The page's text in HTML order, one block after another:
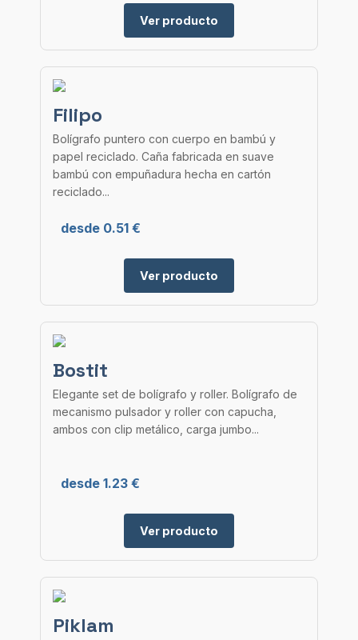
Ver producto
Filipo
Bolígrafo puntero con cuerpo en bambú y
papel reciclado. Caña fabricada en suave
bambú con empuñadura hecha en cartón
reciclado...
desde 0.51 €
Ver producto
Bostit
Elegante set de bolígrafo y roller. Bolígrafo de
mecanismo pulsador y roller con capucha,
ambos con clip metálico, carga jumbo...
desde 1.23 €
Ver producto
Piklam